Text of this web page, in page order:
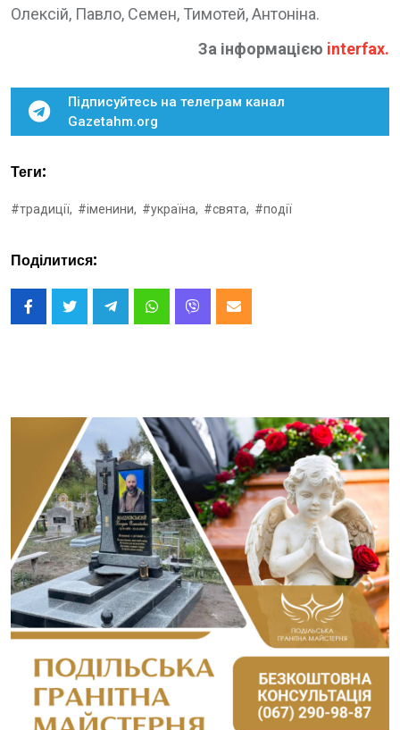
Олексій, Павло, Семен, Тимотей, Антоніна.
За інформацією interfax.
Підписуйтесь на телеграм канал
Gazetahm.org
Теги:
#традиції, #іменини, #україна, #свята, #події
Поділитися: